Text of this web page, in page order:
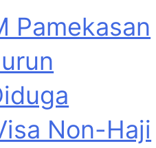
Pamekasan
Non-Haji